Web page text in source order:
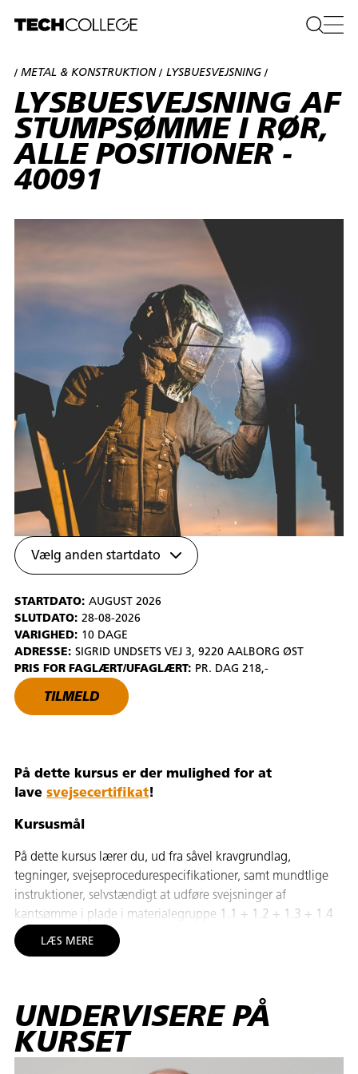
Vælg anden startdato
STARTDATO: AUGUST 2026
SLUTDATO: 28-08-2026
VARIGHED: 10 DAGE
ADRESSE: SIGRID UNDSETS VEJ 3, 9220 AALBORG ØST
PRIS FOR FAGLÆRT/UFAGLÆRT: PR. DAG 218,-
TILMELD
/METAL & KONSTRUKTION / LYSBUESVEJSNING /
LYSBUESVEJSNING AF
STUMPSØMME I RØR,
ALLE POSITIONER -
40091
På dette kursus er der mulighed for at
lavesvejsecertifikat!
Kursusmål
På dette kursus lærer du, ud fra såvel kravgrundlag,
tegninger, svejseprocedurespecifikationer, samt mundtlige
instruktioner, selvstændigt at udføre svejsninger af
kantsømme i plade i materialegruppe 1.1 + 1.2 + 1.3 + 1.4
defineret i DS/ISO 15608.
111) af stumpsømme i rør på følgende områder:
svejsemetoder og udstyr
materialelære
LÆS MERE
UNDERVISERE PÅ
KURSET